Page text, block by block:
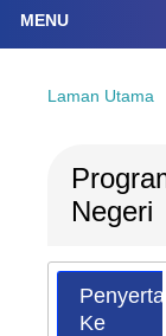
MENU
Laman Utama
Negeri
Ke